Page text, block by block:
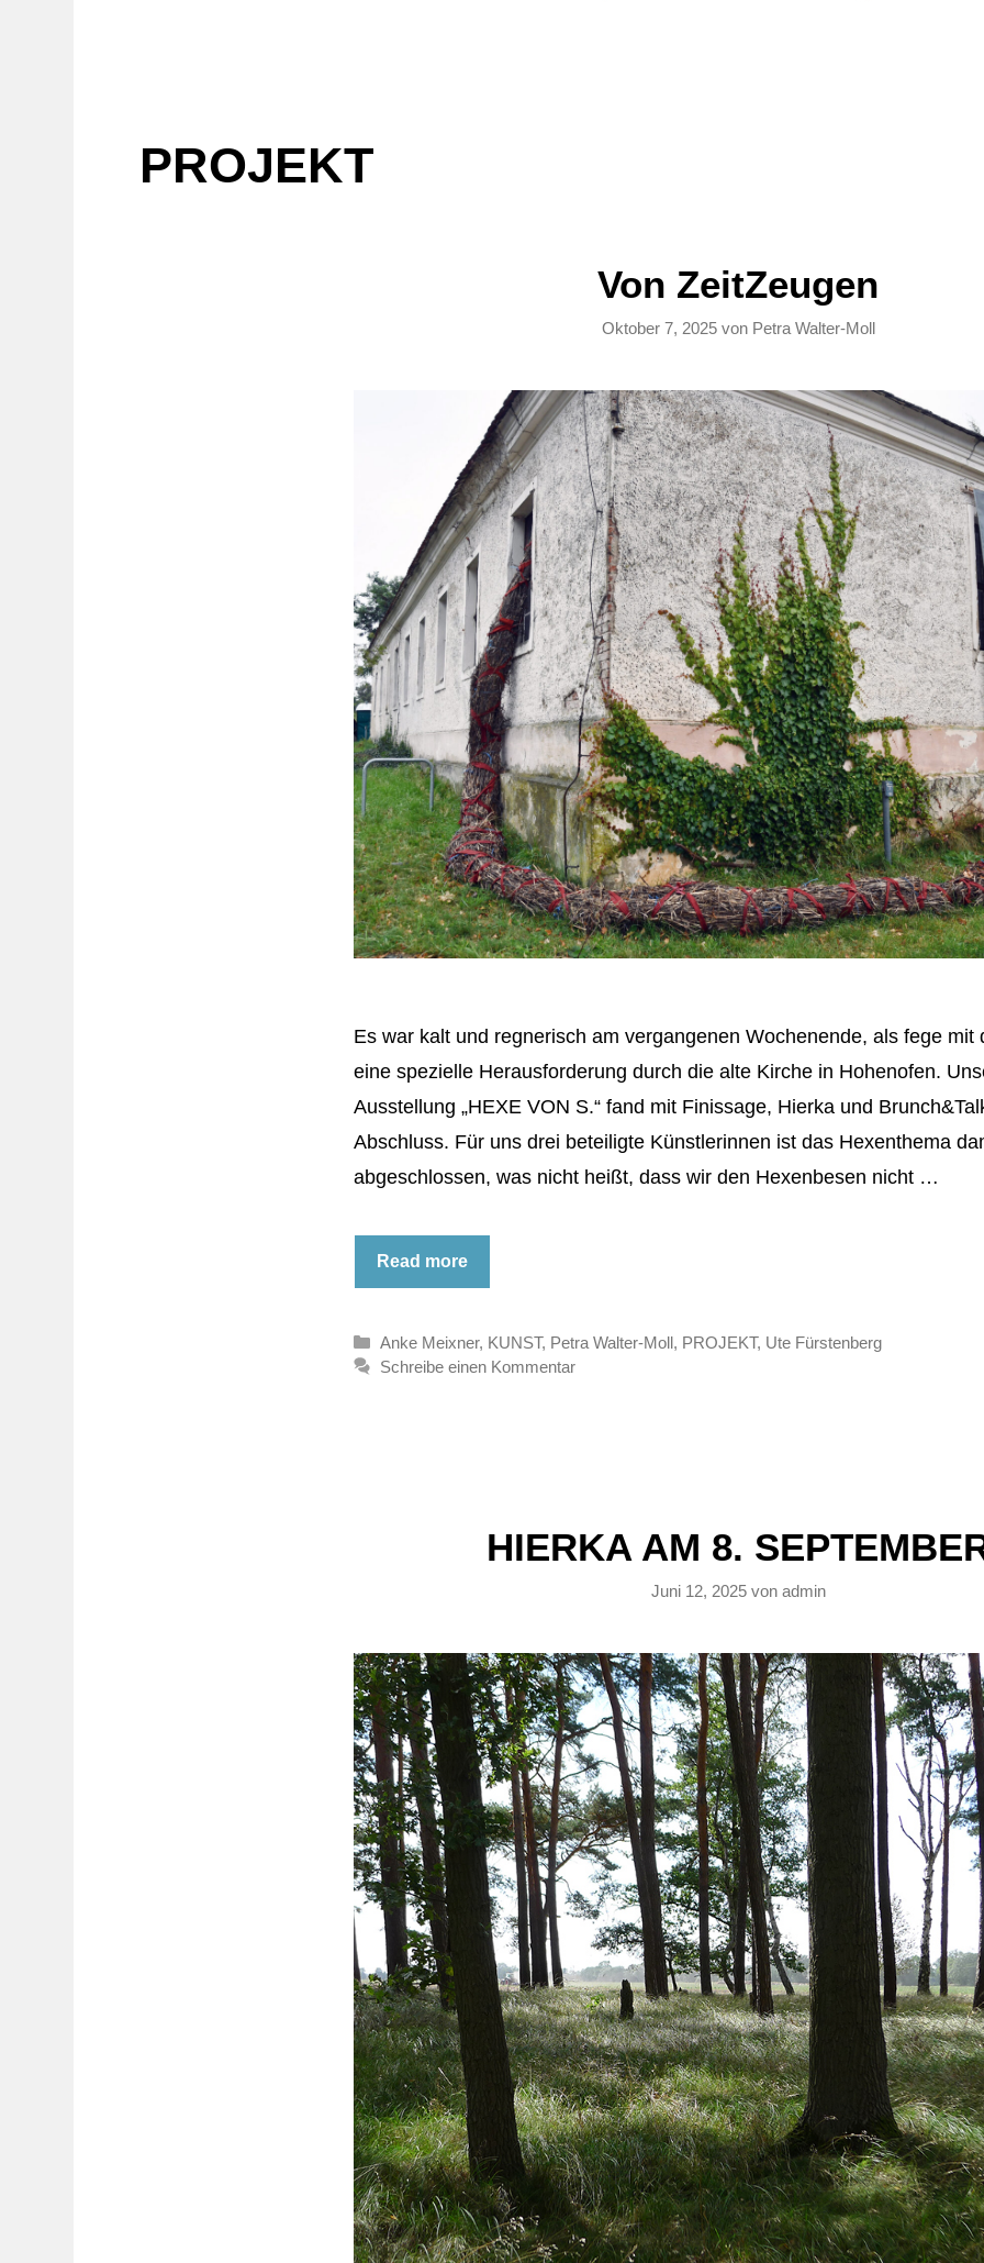
PROJEKT
Von ZeitZeugen
Oktober 7, 2025 von Petra Walter-Moll
Es war kalt und regnerisch am vergangenen Wochenende, als fege mit
eine spezielle Herausforderung durch die alte Kirche in Hohenofen.
Ausstellung „HEXE VON S.“ fand mit Finissage, Hierka und
Abschluss. Für uns drei beteiligte Künstlerinnen ist das Hexenthema
abgeschlossen, was nicht heißt, dass wir den Hexenbesen nicht …
Read more
Kategorien
Anke Meixner, KUNST, Petra Walter-Moll, PROJEKT, Ute Fürstenberg
Schreibe einen Kommentar
HIERKA AM 8.
Juni 12, 2025 von admin